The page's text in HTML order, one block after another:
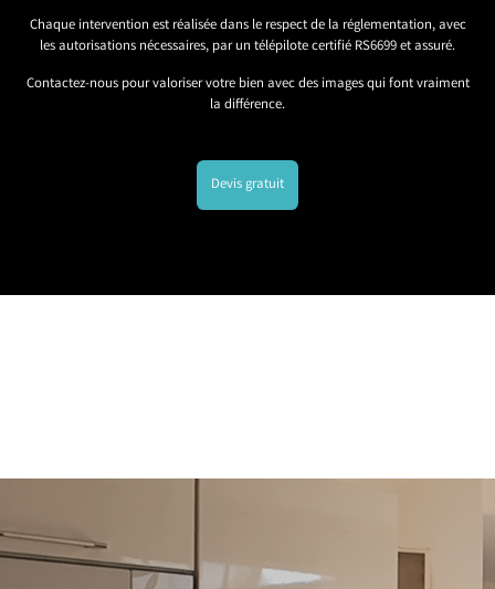
Chaque intervention est réalisée dans le respect de la réglementation, avec
les autorisations nécessaires, par un télépilote certifié RS6699 et assuré.
Contactez-nous pour valoriser votre bien avec des images qui font vraiment
la différence.
Devis gratuit